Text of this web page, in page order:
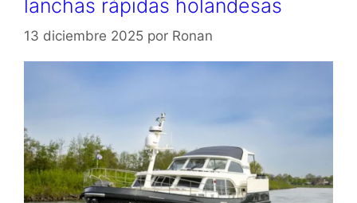
lanchas rápidas holandesas
13 diciembre 2025 por Ronan